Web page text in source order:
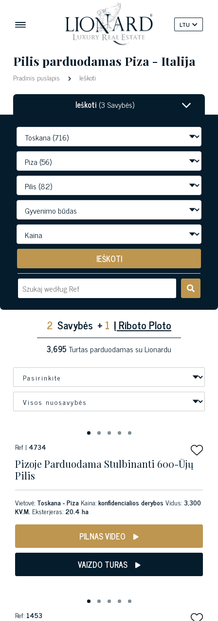
LTU
Pilis parduodamas Piza - Italija
Pradinis puslapis Ieškoti
Ieškoti (3 Savybės)
IEŠKOTI
2 Savybės + 1 Į Riboto Ploto
3,695Turtas parduodamas su Lionardu
Ref | 4734
Pizoje Parduodama Stulbinanti 600-Ūjų
Pilis
Vietovė: Toskana - Piza Kaina:konfidencialios derybos Vidus:3,300
KV.M. Eksterjeras: 20.4 ha
PILNAS VIDEO
VAIZDO TURAS
Ref: 1453